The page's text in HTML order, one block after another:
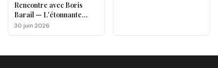
Rencontre avec Boris
Barail — L'étonnante
odyssée d'un électron
voyageur
30 juin 2026